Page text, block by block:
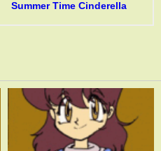
Summer Time Cinderella